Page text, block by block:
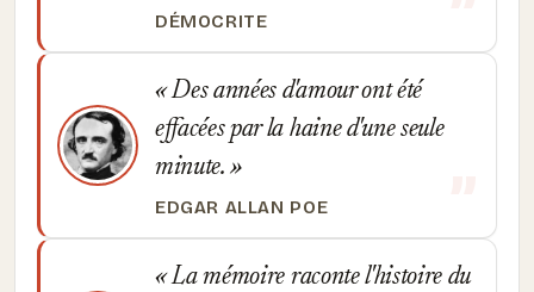
DÉMOCRITE
Des années d'amour ont été
effacées par la haine d'une seule
minute.
EDGAR ALLAN POE
La mémoire raconte l'histoire du